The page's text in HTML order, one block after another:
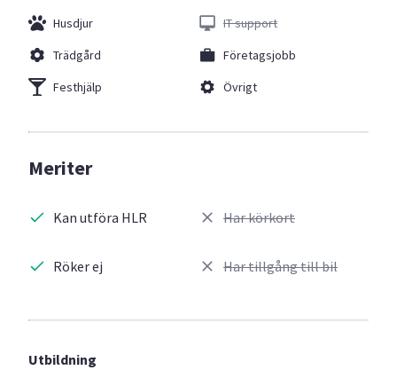
Husdjur
Trädgård
Festhjälp
IT support
Företagsjobb
Övrigt
Meriter
Kan utföra HLR
Röker ej
Har körkort
Har tillgång till bil
Utbildning